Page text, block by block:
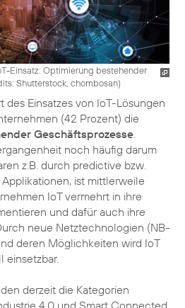
Einsatz: Optimierung bestehender
Shutterstock, chombosan)
Einsatzes von IoT-Lösungen
(42 Prozent) die
Geschäftsprozesse.
noch häufig darum
z.B. durch predictive bzw.
ist mittlerweile
IoT vermehrt in ihre
und dafür auch ihre
neue Netztechnologien (NB-
deren Möglichkeiten wird IoT
einsetzbar.
derzeit die Kategorien